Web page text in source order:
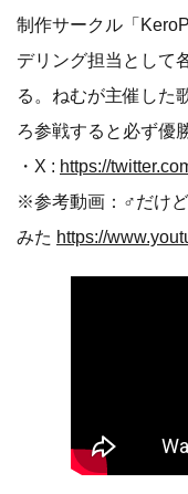
制作サークル「
デリング担当として
る。ねむが主催した
ろ参戦すると必ず優
・X : https://
※参考動画：♂だけ
みた https://